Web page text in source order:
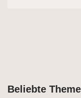
Beliebte